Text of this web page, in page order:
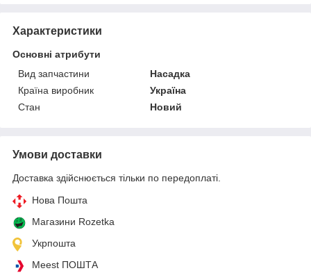
Характеристики
Основні атрибути
Вид запчастини
Насадка
Країна виробник
Україна
Стан
Новий
Умови доставки
Доставка здійснюється тільки по передоплаті.
Нова Пошта
Магазини Rozetka
Укрпошта
Meest ПОШТА